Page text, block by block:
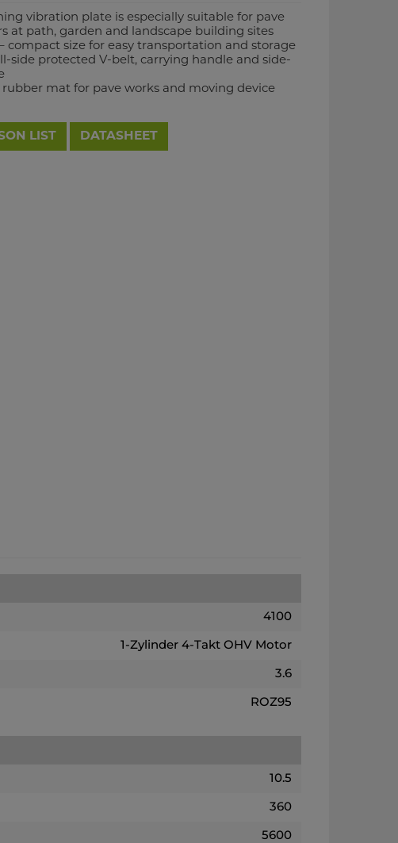
vibration plate is especially suitable for pave
at path, garden and landscape building sites
compact size for easy transportation and storage
side protected V-belt, carrying handle and side-
mat for pave works and moving device
LIST DATASHEET
4100
1-Zylinder 4-Takt OHV Motor
3.6
ROZ95
10.5
360
5600